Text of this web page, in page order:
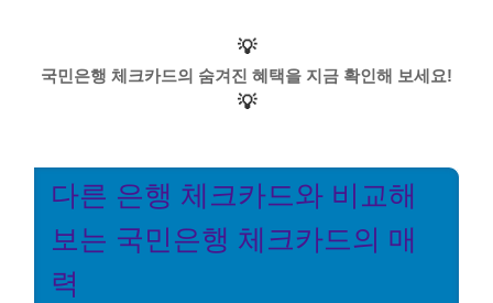
💡
국민은행 체크카드의 숨겨진 혜택을 지금 확인해 보세요!
💡
다른 은행 체크카드와 비교해
보는 국민은행 체크카드의 매
력